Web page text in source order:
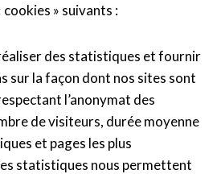
» suivants :
des statistiques et fournir
sur la façon dont nos sites sont
l’anonymat des
de visiteurs, durée moyenne
et pages les plus
statistiques nous permettent